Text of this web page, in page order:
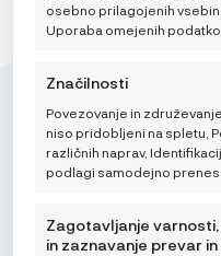
osebno prilagojenih
Uporaba omejenih
Značilnosti
Povezovanje in
niso pridobljeni na spletu,
različnih naprav,
podlagi samodejno
Zagotavljanje
in zaznavanje prevar
Mikroedra d.o.o.
info@najnaj.eu